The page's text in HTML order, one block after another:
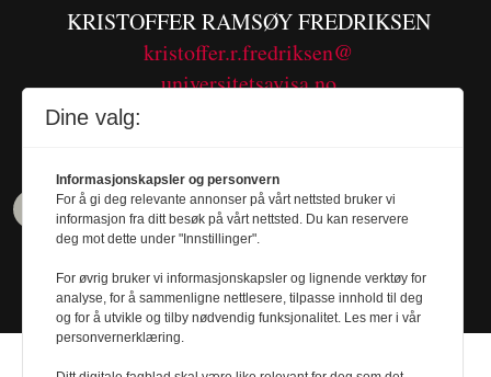
KRISTOFFER RAMSØY FREDRIKSEN
kristoffer.r.fredriksen@
universitetsavisa.no
Dine valg:
Informasjonskapsler og personvern
For å gi deg relevante annonser på vårt nettsted bruker vi
informasjon fra ditt besøk på vårt nettsted. Du kan reservere
deg mot dette under "Innstillinger".
For øvrig bruker vi informasjonskapsler og lignende verktøy for
analyse, for å sammenligne nettlesere, tilpasse innhold til deg
og for å utvikle og tilby nødvendig funksjonalitet. Les mer i vår
personvernerklæring.